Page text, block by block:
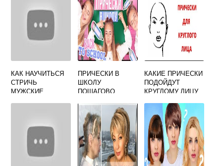
КАК НАУЧИТЬСЯ
СТРИЧЬ
МУЖСКИЕ
ПРИЧЕСКИ В
ШКОЛУ
ПОШАГОВО
КАКИЕ ПРИЧЕСКИ
ПОДОЙДУТ
КРУГЛОМУ ЛИЦУ